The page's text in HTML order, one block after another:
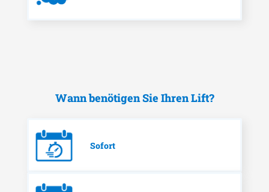
Wann benötigen Sie Ihren Lift?
Sofort